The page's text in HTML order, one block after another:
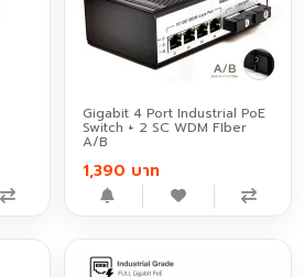
Gigabit 4 Port Industrial PoE
Switch + 2 SC WDM FIber
A/B
1,390 บาท